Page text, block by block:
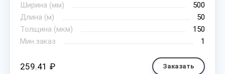
Ширина (мм)
500
Длина (м)
50
Толщина (мкм)
150
Мин.заказ
1
259.41 ₽ Заказать